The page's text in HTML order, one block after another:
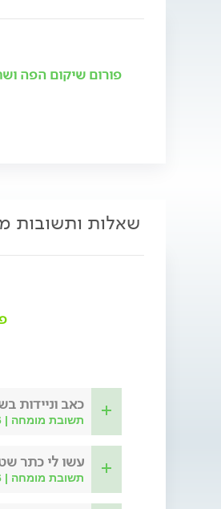
פורום שיקום הפה
שאלות ותשובות
כאב וניידות בשן 45 אחרי החזרת כתר על
תשובת מומחה | 20/6/2026 | מאת: ליאור
עשו לי כתר
תשובת מומחה | 7/5/2026 | מאת: עדי